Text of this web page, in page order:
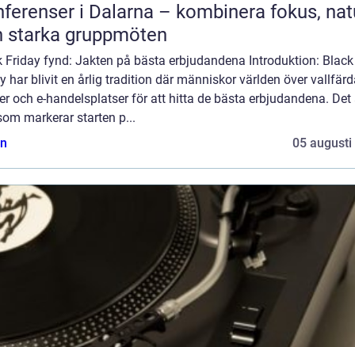
i Dalarna – kombinera fokus,
starka gruppmöten
Friday fynd: Jakten på bästa erbjudandena Introduktion: Black
har blivit en årlig tradition där människor världen över
och e-handelsplatser för att hitta de bästa erbjudandena. Det
markerar starten p...
05 augusti